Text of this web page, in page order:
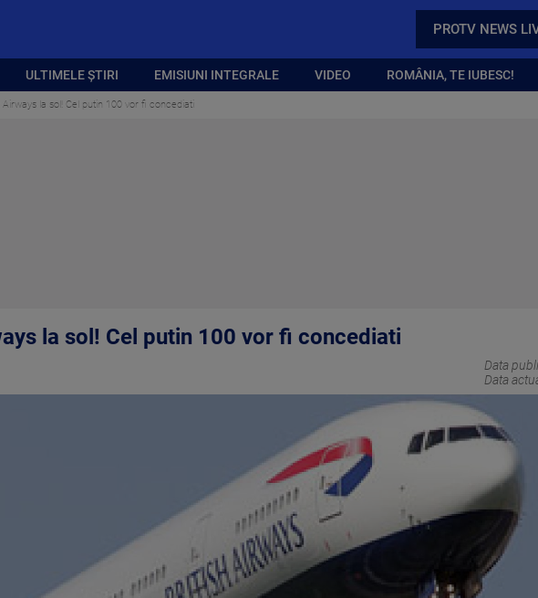
PROTV NEWS
ULTIMELE ȘTIRI EMISIUNI INTEGRALE VIDEO ROMÂNIA, TE IUBESC!
la sol! Cel putin 100 vor fi concediati
la sol! Cel putin 100 vor fi concediati
Data
Data